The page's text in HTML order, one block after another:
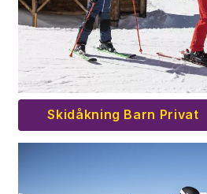
Skidåkning Barn Privat